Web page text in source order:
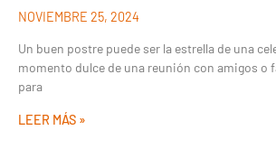
NOVIEMBRE 25, 2024
Un buen postre puede ser la estrella de una
momento dulce de una reunión con amigos o
para
LEER MÁS »